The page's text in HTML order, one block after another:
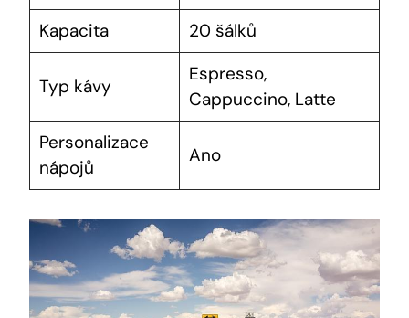
Kapacita
20 šálků
Typ kávy
Espresso,
Cappuccino, Latte
Personalizace
nápojů
Ano